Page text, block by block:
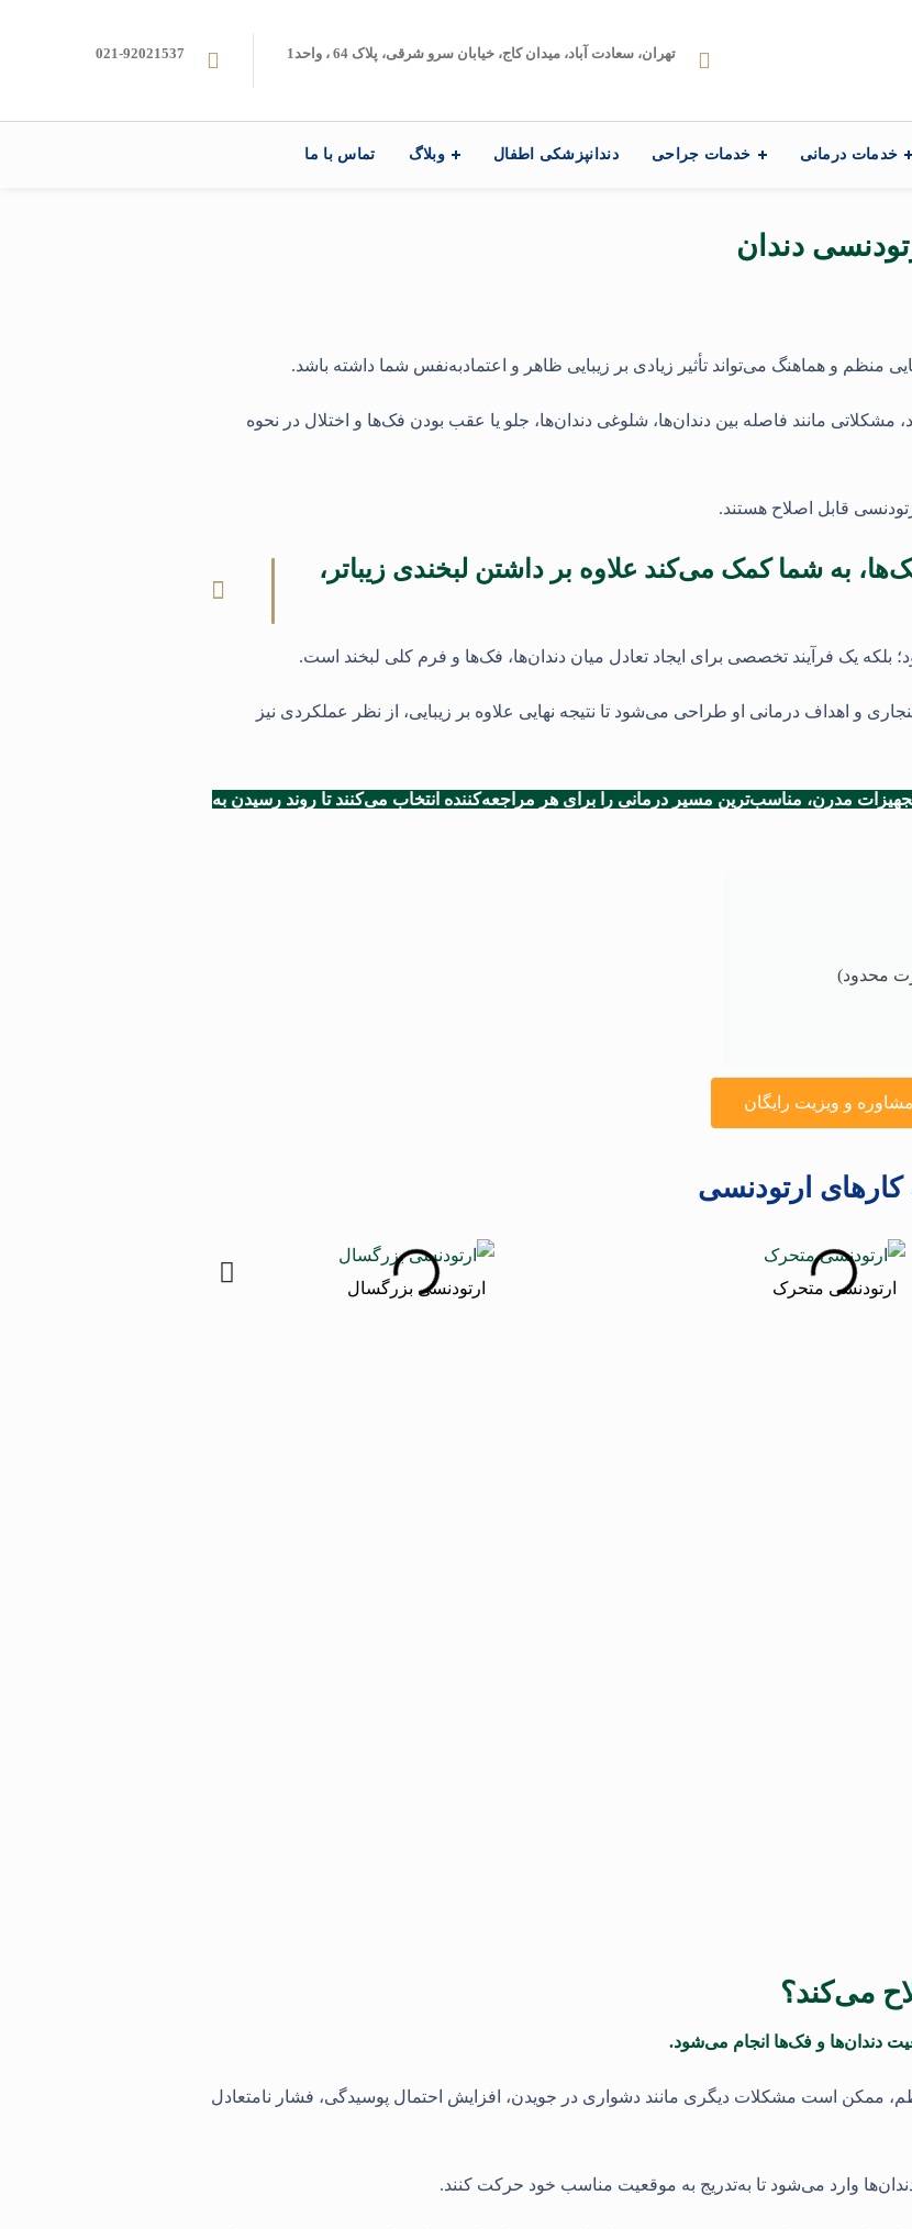
تهران، سعادت آباد، میدان کاج، خیابان سرو شرقی، پلاک 64 ، واحد1 021-92021537
خدمات درمانی خدمات جراحی دندانپزشکی اطفال وبلاگ تماس با ما
دندان
و هماهنگ می‌تواند تأثیر زیادی بر زیبایی ظاهر و اعتمادبه‌نفس شما داشته باشد.
مانند فاصله بین دندان‌ها، شلوغی دندان‌ها، جلو یا عقب بودن فک‌ها و اختلال در نحوه
قابل اصلاح هستند.
به شما کمک می‌کند علاوه بر داشتن لبخندی زیباتر،
بلکه یک فرآیند تخصصی برای ایجاد تعادل میان دندان‌ها، فک‌ها و فرم کلی لبخند است.
و اهداف درمانی او طراحی می‌شود تا نتیجه نهایی علاوه بر زیبایی، از نظر عملکردی نیز
مدرن، مناسب‌ترین مسیر درمانی را برای هر مراجعه‌کننده انتخاب می‌کنند تا روند رسیدن به
محدود)
مشاوره و ویزیت رایگان
کارهای ارتودنسی
ارتودنسی متحرک ارتودنسی بزرگسال
می‌کند؟
دندان‌ها و فک‌ها انجام می‌شود.
ممکن است مشکلات دیگری مانند دشواری در جویدن، افزایش احتمال پوسیدگی، فشار نامتعادل
وارد می‌شود تا به‌تدریج به موقعیت مناسب خود حرکت کنند.